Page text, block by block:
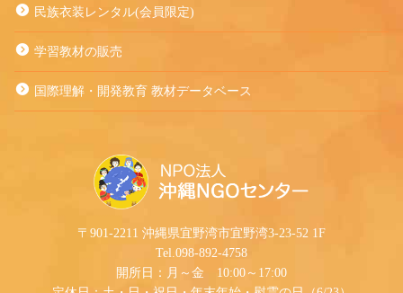
民族衣装レンタル(会員限定)
学習教材の販売
国際理解・開発教育 教材データベース
〒901-2211 沖縄県宜野湾市宜野湾3-23-52 1F
Tel.098-892-4758
開所日：月～金 10:00～17:00